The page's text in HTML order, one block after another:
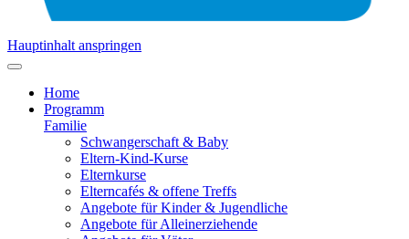
Hauptinhalt anspringen
Home
Programm
Familie
Schwangerschaft & Baby
Eltern-Kind-Kurse
Elternkurse
Elterncafés & offene Treffs
Angebote für Kinder & Jugendliche
Angebote für Alleinerziehende